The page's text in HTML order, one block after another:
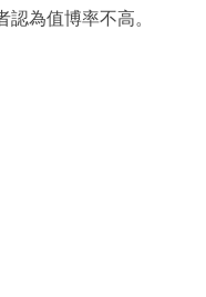
為值博率不高。